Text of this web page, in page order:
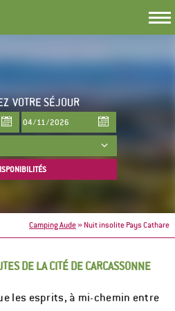
VOTRE SÉJOUR
Camping Aude» Nuit insolite Pays Cathare
DE LA CITÉ DE CARCASSONNE
les esprits, à mi-chemin entre